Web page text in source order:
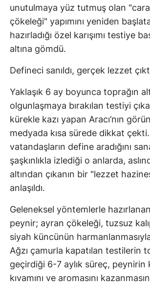
unutulmaya yüz tutmuş olan
çökeleği" yapımını yeniden
hazırladığı özel karışımı testiye
altına gömdü.
Defineci sanıldı, gerçek lezzet
Yaklaşık 6 ay boyunca toprağın
olgunlaşmaya bırakılan testiyi
kürekle kazı yapan Aracı’nın
medyada kısa sürede dikkat
vatandaşların define aradığını
şaşkınlıkla izlediği o anlarda,
altından çıkanın bir "lezzet
anlaşıldı.
Geleneksel yöntemlerle
peynir; ayran çökeleği, tuzsuz
siyah küncünün
Ağzı çamurla kapatılan testilerin
geçirdiği 6-7 aylık süreç, peynirin
kıvamını ve aromasını